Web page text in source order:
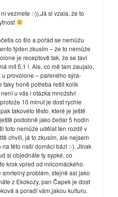
vezmete :-)),Já si vzala, že to
co šlo a pořád se nemůžu
týden zkusím – že to nemůže
je receptově tak, že se taví
mít 5,1 !. Ale, co mě tam zaujalo,
provolone – pařeného sýra-
taky honě potřeba řešit kolik
u vás i otázka množství
10 minut je dost rychle
takovéto těsto, které je ještě
podobně jako čedar 5 hodin
toto nemůže udělat ten rozdíl v
chvíli, já to zkusím, ale nejsem
této naší domácí bázi :-). JInak
si objednáte ty sypké, co
krok vpřed od milcomáckého
problém, stejně asi jako
z Ekokozy, pan Čapek je dost
a poradí vám,jakou kulturu.